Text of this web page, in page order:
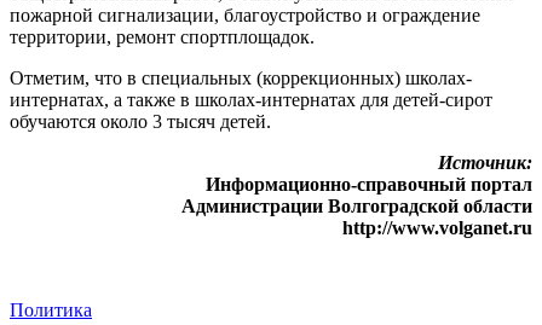
пожарной сигнализации, благоустройство и ограждение
территории, ремонт спортплощадок.
Отметим, что в специальных (коррекционных) школах-
интернатах, а также в школах-интернатах для детей-сирот
обучаются около 3 тысяч детей.
Источник:
Информационно-справочный портал
Администрации Волгоградской области
http://www.volganet.ru
Политика